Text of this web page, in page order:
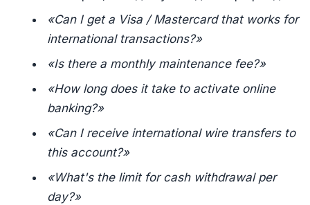
«Can I get a Visa / Mastercard that works for
international transactions?»
«Is there a monthly maintenance fee?»
«How long does it take to activate online
banking?»
«Can I receive international wire transfers to
this account?»
«What's the limit for cash withdrawal per
day?»